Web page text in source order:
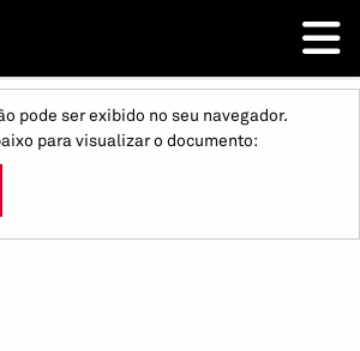
pode ser exibido no seu navegador.
para visualizar o documento: